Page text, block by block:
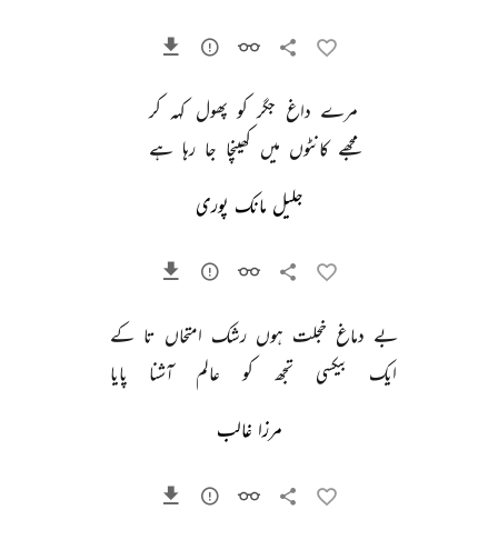
مرے داغ جگر کو پھول کہہ کر
مجھے کانٹوں میں کھینچا جا رہا ہے
جلیل مانک پوری
بے دماغ خجلت ہوں رشک امتحاں تا کے
ایک
بیکسی تجھ کو عالم آشنا پایا
مرزا غالب